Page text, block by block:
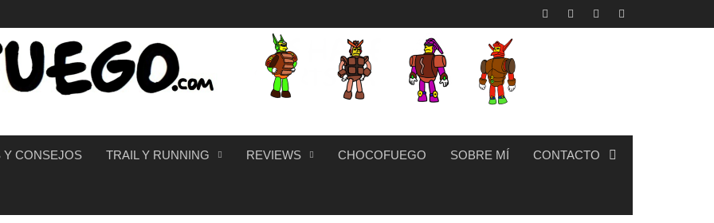
Y CONSEJOS TRAIL Y RUNNING REVIEWS CHOCOFUEGO SOBRE MÍ CONTACTO